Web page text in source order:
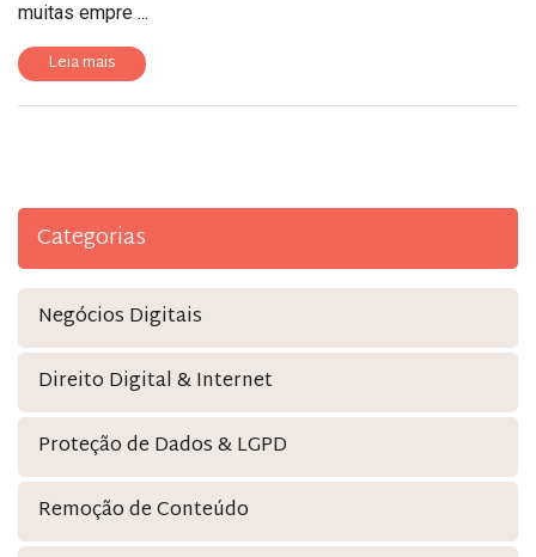
muitas empre ...
Leia mais
Categorias
Negócios Digitais
Direito Digital & Internet
Proteção de Dados & LGPD
Remoção de Conteúdo